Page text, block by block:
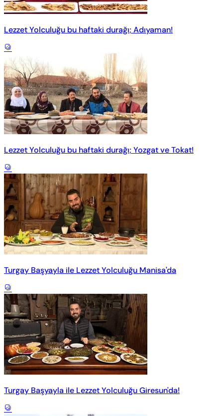
Lezzet Yolculuğu bu haftaki durağı; Adıyaman!
Lezzet Yolculuğu bu haftaki durağı; Yozgat ve Tokat!
Turgay Başyayla ile Lezzet Yolculuğu Manisa'da
Turgay Başyayla ile Lezzet Yolculuğu Giresun'da!